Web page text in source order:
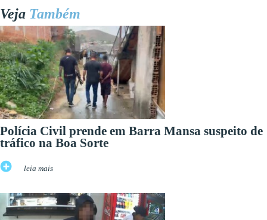
Veja Também
Polícia Civil prende em Barra Mansa suspeito de
tráfico na Boa Sorte
leia mais